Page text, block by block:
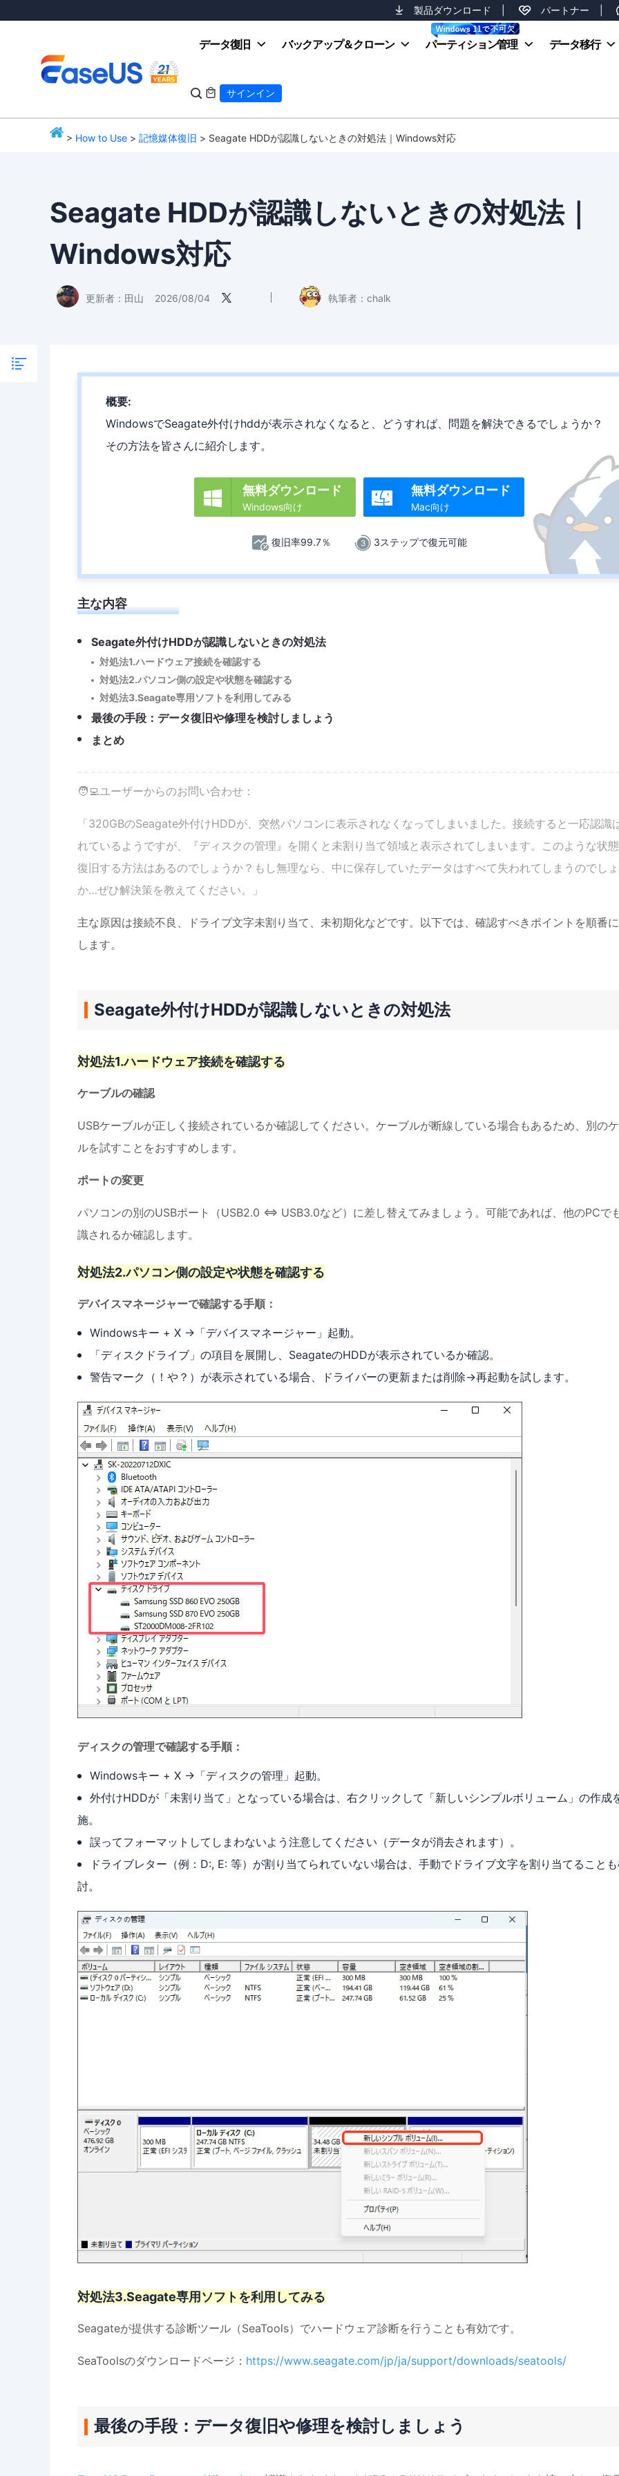
製品ダウンロード パートナー
データ復旧 バックアップ＆クローン パーティション管理 データ移行
  サインイン
> How to Use > 記憶媒体復旧 > Seagate HDDが認識しないときの対処法｜Windows対応
Seagate HDDが認識しないときの対処法｜
Windows対応
更新者： 田山 2026/08/04  執筆者： chalk
概要:
WindowsでSeagate外付けhddが表示されなくなると、どうすれば、問題を解決できるでしょうか？
その方法を皆さんに紹介します。
 無料ダウンロード
Windows向け

無料ダウンロード
Mac向け
復旧率99.7％ 3ステップで復元可能
主な内容
Seagate外付けHDDが認識しないときの対処法
対処法1.ハードウェア接続を確認する
対処法2.パソコン側の設定や状態を確認する
対処法3.Seagate専用ソフトを利用してみる
最後の手段：データ復旧や修理を検討しましょう
まとめ
🧑‍💻ユーザーからのお問い合わせ：
「320GBのSeagate外付けHDDが、突然パソコンに表示されなくなってしまいました。接続すると一応認識
れているようですが、『ディスクの管理』を開くと未割り当て領域と表示されてしまいます。このような状
復旧する方法はあるのでしょうか？もし無理なら、中に保存していたデータはすべて失われてしまうのでし
か…ぜひ解決策を教えてください。」
主な原因は接続不良、ドライブ文字未割り当て、未初期化などです。以下では、確認すべきポイントを順番
します。
Seagate外付けHDDが認識しないときの対処法
対処法1.ハードウェア接続を確認する
ケーブルの確認
USBケーブルが正しく接続されているか確認してください。ケーブルが断線している場合もあるため、別の
ルを試すことをおすすめします。
ポートの変更
パソコンの別のUSBポート（USB2.0 ⇔ USB3.0など）に差し替えてみましょう。可能であれば、他のPCで
識されるか確認します。
対処法2.パソコン側の設定や状態を確認する
デバイスマネージャーで確認する手順：
Windowsキー + X →「デバイスマネージャー」起動。
「ディスクドライブ」の項目を展開し、SeagateのHDDが表示されているか確認。
警告マーク（！や？）が表示されている場合、ドライバーの更新または削除→再起動を試します。
ディスクの管理で確認する手順：
Windowsキー + X →「ディスクの管理」起動。
外付けHDDが「未割り当て」となっている場合は、右クリックして「新しいシンプルボリューム」の作成
施。
誤ってフォーマットしてしまわないよう注意してください（データが消去されます）。
ドライブレター（例：D:, E: 等）が割り当てられていない場合は、手動でドライブ文字を割り当てること
討。
対処法3.Seagate専用ソフトを利用してみる
Seagateが提供する診断ツール（SeaTools）でハードウェア診断を行うことも有効です。
SeaToolsのダウンロードページ： https://www.seagate.com/jp/ja/support/downloads/seatools/
最後の手段：データ復旧や修理を検討しましょう